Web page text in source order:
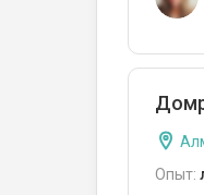
Опыт: